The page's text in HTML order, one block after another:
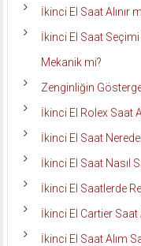
İkinci El Saat Alınır
İkinci El Saat Seçimi
Mekanik mi?
Zenginliğin
İkinci El Rolex Saat
İkinci El Saat
İkinci El Saat Nasıl
İkinci El Saatlerde
İkinci El Cartier
İkinci El Saat Alım